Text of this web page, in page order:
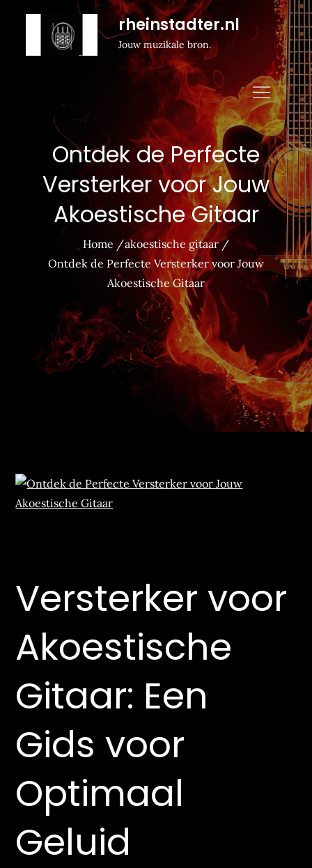
rheinstadter.nl
Jouw muzikale bron.
Ontdek de Perfecte
Versterker voor Jouw
Akoestische Gitaar
Home
akoestische gitaar
Ontdek de Perfecte Versterker voor Jouw
Akoestische Gitaar
Versterker voor
Akoestische
Gitaar: Een
Gids voor
Optimaal
Geluid